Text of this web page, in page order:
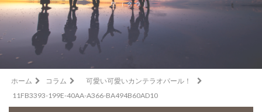
空（クウ）
ホーム コラム
可愛い可愛いカンテラオパール！
11FB3393-199E-40AA-A366-BA494B60AD10